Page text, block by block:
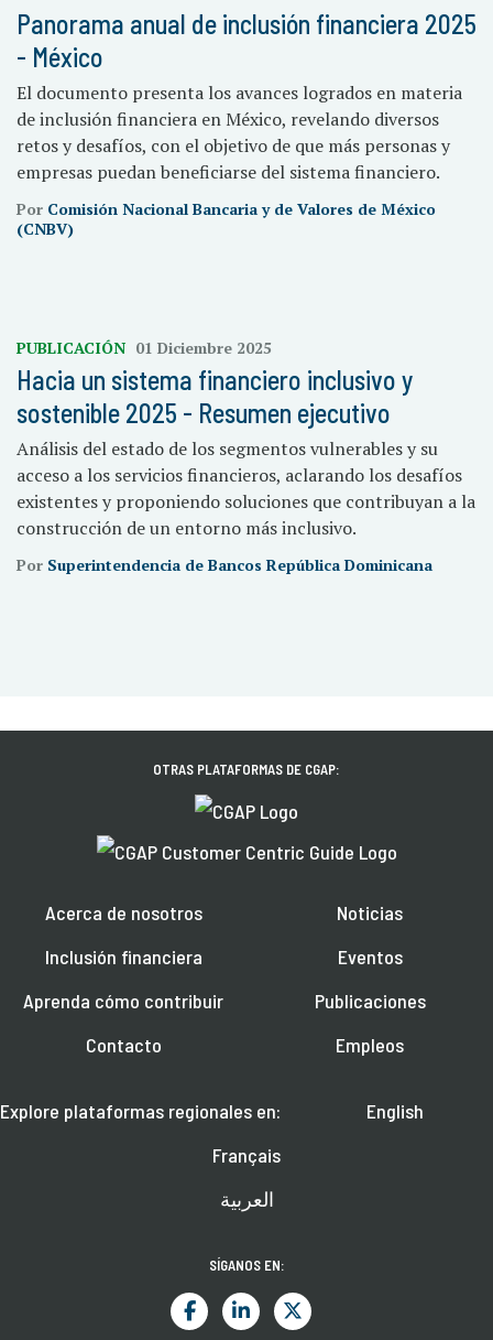
Panorama anual de inclusión financiera 2025
- México
El documento presenta los avances logrados en materia
de inclusión financiera en México, revelando diversos
retos y desafíos, con el objetivo de que más personas y
empresas puedan beneficiarse del sistema financiero.
Por Comisión Nacional Bancaria y de Valores de México
(CNBV)
PUBLICACIÓN 01 Diciembre 2025
Hacia un sistema financiero inclusivo y
sostenible 2025 - Resumen ejecutivo
Análisis del estado de los segmentos vulnerables y su
acceso a los servicios financieros, aclarando los desafíos
existentes y proponiendo soluciones que contribuyan a la
construcción de un entorno más inclusivo.
Por Superintendencia de Bancos República Dominicana
OTRAS PLATAFORMAS DE CGAP:
Acerca de nosotros
Inclusión financiera
Aprenda cómo contribuir
Contacto
Noticias
Eventos
Publicaciones
Empleos
Explore plataformas regionales en:
English
Français
العربية
SÍGANOS EN: